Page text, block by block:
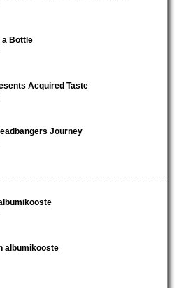
a Bottle
Acquired Taste
Journey
albumikooste